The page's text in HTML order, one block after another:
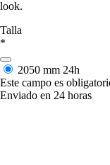
look.
Talla
*
2050 mm 24h
Este campo es
Enviado en 24 horas